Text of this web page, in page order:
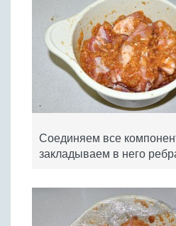
Соединяем все
закладываем в него